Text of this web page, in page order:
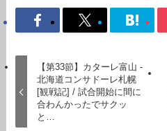
【第33節】カターレ富山 -
北海道コンサドーレ札幌
[観戦記] / 試合開始に間に
合わんかったでサクッ
と…